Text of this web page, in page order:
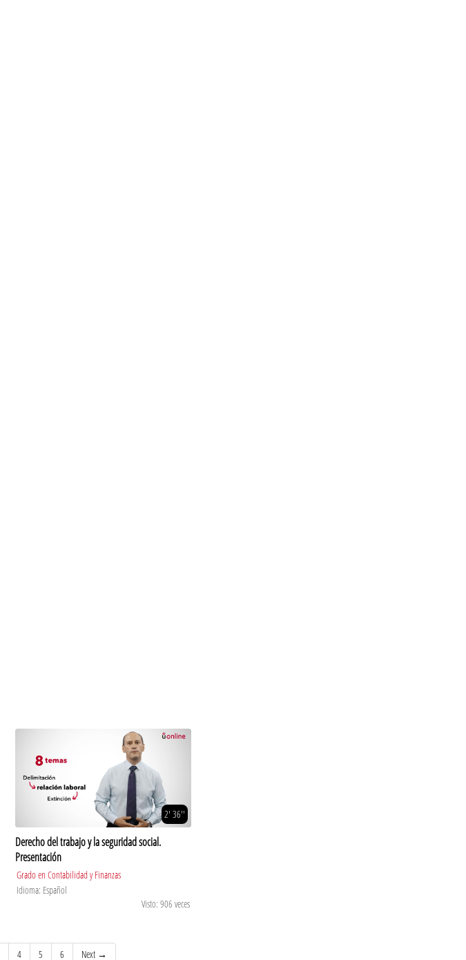
2' 36''
Derecho del trabajo y la seguridad social.
Presentación
Grado en Contabilidad y Finanzas
Idioma: Español
Visto: 906 veces
4 5 6 Next →